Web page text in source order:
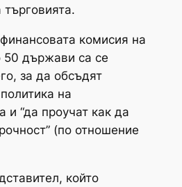
комисия на
50 държави са се
за да обсъдят
на
и “да проучат как да
(по отношение
който